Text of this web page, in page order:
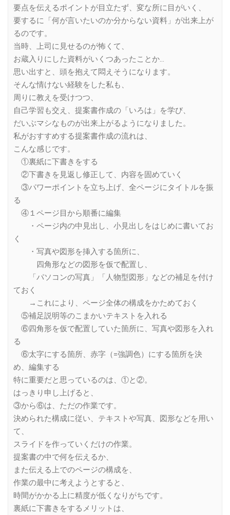
要点を伝えるポイントが目立たず、変な所に目がいく、
要するに「何が言いたいのか分からない資料」が出来上が
るのです。
当時、上司に見せるのが怖くて、
お蔵入りにした資料がいくつあったことか…
思い出すと、頭を抱えて悶えそうになります。
そんな情けない経験をした私も、
周りに教えを受けつつ、
自己学習も交え、提案書作成の「いろは」を学び、
だいぶマシなものが出来上がるようになりました。
私がおすすめする提案書作成の流れは、
こんな感じです。
①裏紙に下書きをする
②下書きを見返し修正して、内容を固めていく
③パワーポイントを立ち上げ、全ページにタイトルを振
る
④１ページ目から順番に編集
・ページ内の中見出し、小見出しをはじめに書いてお
く
・写真や図形を挿入する箇所に、
四角形などの図形を仮で配置し、
「パソコンの写真」「人物型図形」などの補足を付け
ておく
→これにより、ページ全体の構成をかためておく
⑤補足説明等のこまかいテキストを入れる
⑥四角形を仮で配置していた箇所に、写真や図形を入れ
る
⑥太字にする箇所、赤字（=強調色）にする箇所を決
め、編集する
特に重要だと思っているのは、①と②。
はっきり申し上げると、
③から⑥は、ただの作業です。
決められた構成に従い、テキストや写真、図形などを用い
て、
スライドを作っていくだけの作業。
提案書の中で何を伝えるか、
また伝える上でのページの構成を、
作業の最中に考えようとすると、
時間がかかる上に精度が低くなりがちです。
裏紙に下書きをするメリットは、